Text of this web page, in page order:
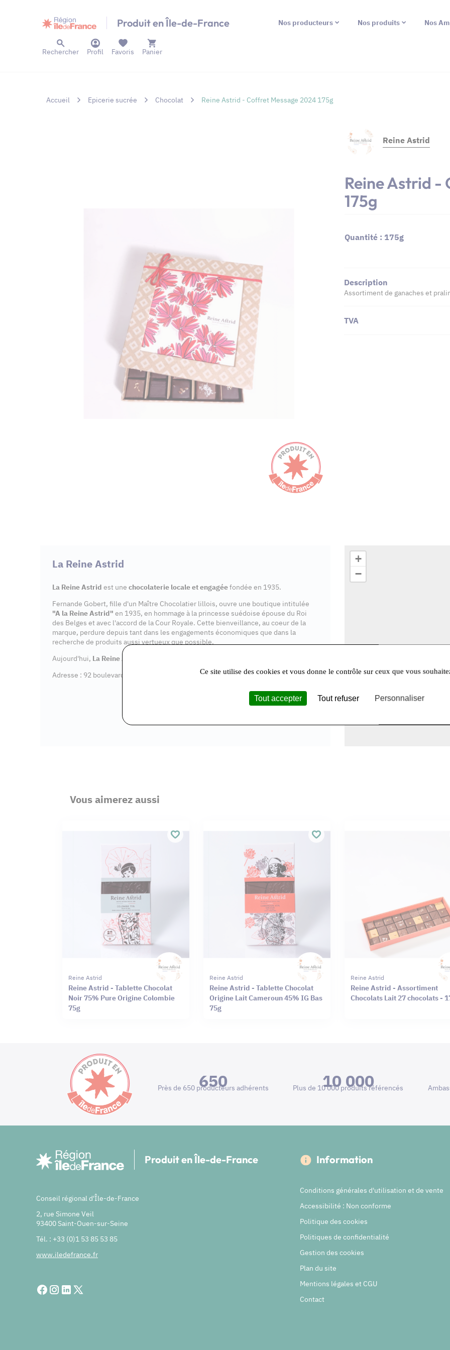
Produit en Île-de-France Nos producteurs Nos produits Nos
Rechercher Profil Panier
Favoris
Accueil Epicerie sucrée Chocolat Reine Astrid - Coffret Message 2024 175g
Reine Astrid
Reine Astrid -
175g
Quantité : 175g
Description
Assortiment de ganaches et
TVA
La Reine Astrid
La Reine Astrid est une chocolaterie locale et engagéefondée en 1935.
Fernande Gobert, fille d'un Maître Chocolatier lillois, ouvre une boutique intitulée
"A la Reine Astrid" en 1935, en hommage à la princesse suédoise épouse du Roi
des Belges et avec l'accord de la Cour Royale. Cette bienveillance, au coeur de la
marque, perdure depuis tant dans les engagements économiques que dans la
recherche de produits aussi vertueux que possible.
Aujourd'hui, La Reine Astrid
Adresse : 92 boulevard Aristide Briand, 91600 Savigny
+
−
Vous aimerez aussi
Reine Astrid
Reine Astrid - Tablette Chocolat
Noir 75% Pure Origine Colombie
75g
Reine Astrid
Reine Astrid - Tablette Chocolat
Origine Lait Cameroun 45% IG Bas
75g
Reine Astrid
Reine Astrid - Assortiment
Chocolats Lait 27 chocolats -
650
Près de 650 producteurs adhérents 10 000
Plus de 10 000 produits référencés
Produit en Île-de-France
Conseil régional d'Île-de-France
2, rue Simone Veil
93400 Saint-Ouen-sur-Seine
Tél. : +33 (0)1 53 85 53 85
www.iledefrance.fr
Information
Conditions générales d'utilisation et de vente
Accessibilité : Non conforme
Politique des cookies
Politiques de confidentialité
Gestion des cookies
Plan du site
Mentions légales et CGU
Contact
Ce site utilise des cookies et vous donne le contrôle sur ceux que vous
Tout accepter Tout refuser Personnaliser